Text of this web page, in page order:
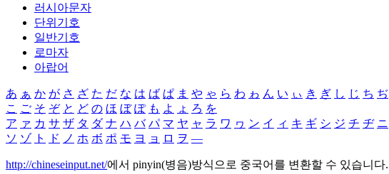
러시아문자
단위기호
일반기호
로마자
아랍어
あ ぁ か が さ ざ た だ な は ば ぱ ま や ゃ ら わ ゎ ん い ぃ き ぎ し じ ち ぢ
こ ご そ ぞ と ど の ほ ぼ ぽ も よ ょ ろ を
ア ァ カ サ ザ タ ダ ナ ハ バ パ マ ヤ ャ ラ ワ ヮ ン イ ィ キ ギ シ ジ チ ヂ ニ
ソ ゾ ト ド ノ ホ ボ ポ モ ヨ ョ ロ ヲ ―
http://chineseinput.net/에서 pinyin(병음)방식으로 중국어를 변환할 수 있습니다.